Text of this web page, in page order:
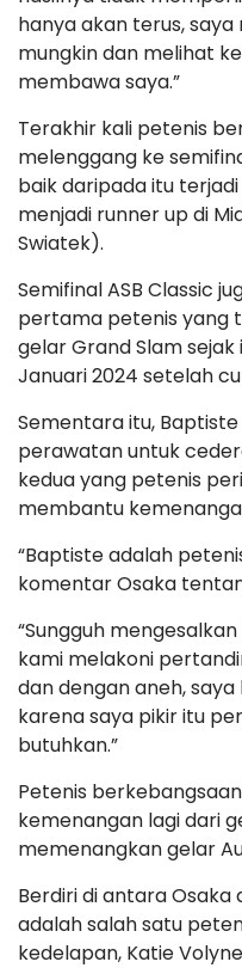
hanya akan terus,
mungkin dan melihat
membawa saya.”
Terakhir kali petenis
melenggang ke
baik daripada itu
menjadi runner up di
Swiatek).
Semifinal ASB Classic
pertama petenis yang
gelar Grand Slam
Januari 2024 setelah
Sementara itu,
perawatan untuk
kedua yang petenis
membantu
“Baptiste adalah
komentar Osaka
“Sungguh
kami melakoni
dan dengan aneh,
karena saya pikir itu
butuhkan.”
Petenis
kemenangan lagi dari
memenangkan gelar
Berdiri di antara
adalah salah satu
kedelapan, Katie